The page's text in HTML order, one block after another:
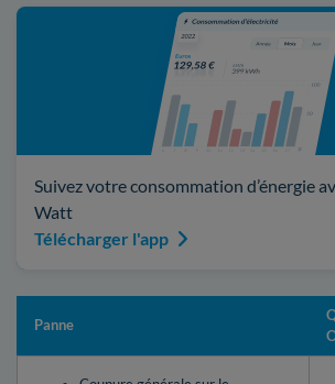
Suivez votre consommation d’énergie
Watt
Télécharger l'app
Panne